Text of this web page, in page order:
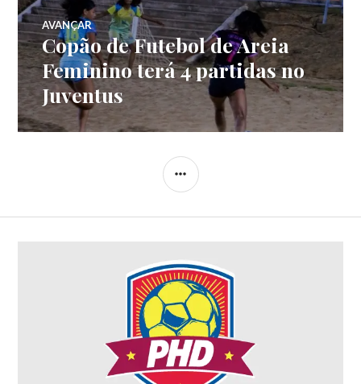
AVANÇAR
Copão de Futebol de Areia
Feminino terá 4 partidas no
Juventus